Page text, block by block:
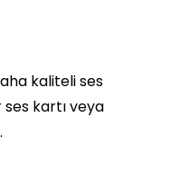
kaliteli ses
kartı veya